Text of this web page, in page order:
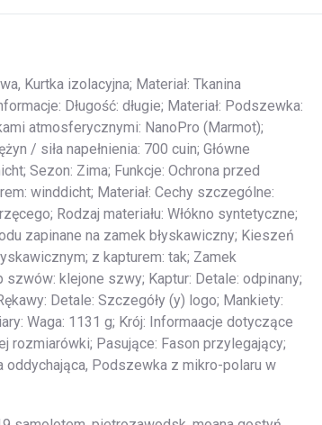
Kurtka izolacyjna; Materiał: Tkanina
Długość: długie; Materiał: Podszewka:
atmosferycznymi: NanoPro (Marmot);
/ siła napełnienia: 700 cuin; Główne
Sezon: Zima; Funkcje: Ochrona przed
winddicht; Materiał: Cechy szczególne:
Rodzaj materiału: Włókno syntetyczne;
zapinane na zamek błyskawiczny; Kieszeń
z kapturem: tak; Zamek
szwów: klejone szwy; Kaptur: Detale: odpinany;
Detale: Szczegóły (y) logo; Mankiety:
Waga: 1131 g; Krój: Informaacje dotyczące
rozmiarówki; Pasujące: Fason przylegający;
oddychająca, Podszewka z mikro-polaru w